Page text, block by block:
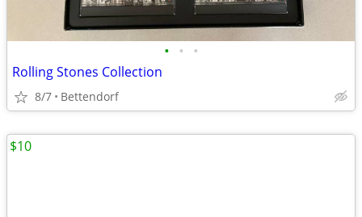
• • •
Rolling Stones Collection
8/7 Bettendorf
$10